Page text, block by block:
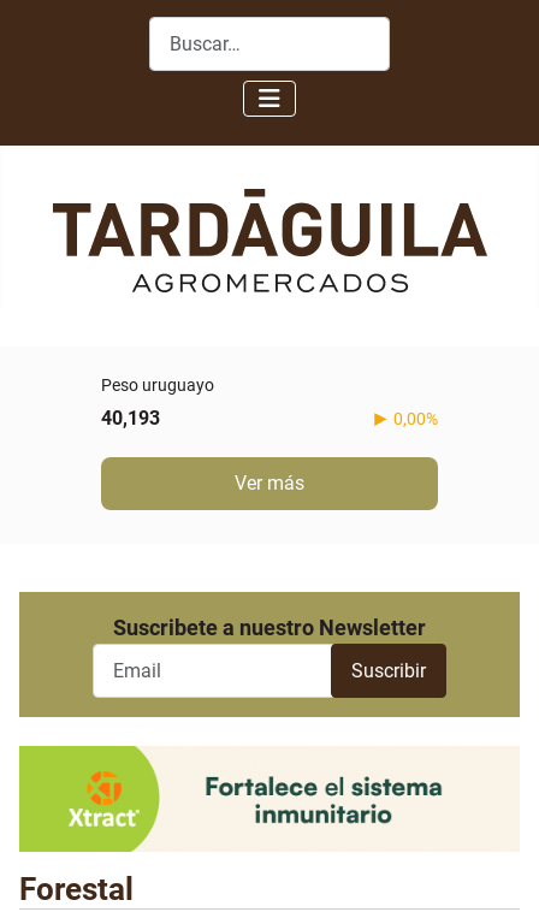
Buscar
Peso uruguayo
40,193 0,00%
Ver más
Suscribete a nuestro Newsletter
Forestal